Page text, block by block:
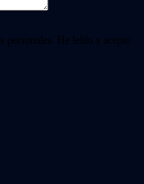
He leído y acepto